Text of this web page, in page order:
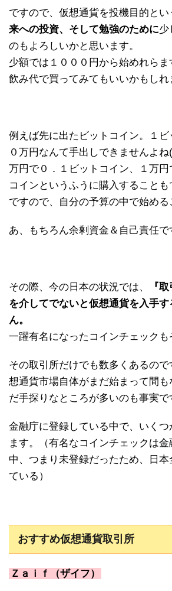
ですので、仮想通貨を投機目的とい
来への投資、そして勉強のために少
のもよろしいかと思います。
少額では１０００円から始めれら
飲み代で買ってみてもいいかもしれ
例えば先に出たビットコイン。１ビ
０万円なんて手出しできませんよ
万円で０．１ビットコイン、１万円
コインというふうに購入することも
ですので、自分の予算の中で始める
あ、もちろん余剰資金＆自己責任で
その際、今の日本の状況では、
『
を介してでないと仮想通貨を入手
ん。
一躍有名になったコインチェックも
その取引所だけでも数多くあるの
想通貨市場自体がまだ始まって間も
だ手探りなところが多いのも事実で
金融庁に登録している中で、いくつ
ます。（有名なコインチェックは
中、つまり未登録だったため、日
ている）
おすすめ仮想通貨取引所
Ｚａｉｆ（ザイフ）